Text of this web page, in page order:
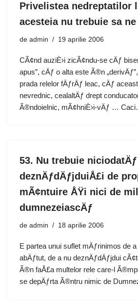
Privelistea nedreptatilor
acesteia nu trebuie sa
de admin 19 aprilie 2006
CÃ¢nd auziÈ›i zicÃ¢ndu-se cÄƒ
apus”, cÄƒ o alta este Ã®n
prada relelor fÄƒrÄƒ leac, cÄƒ
nevrednic, cealaltÄƒ drept
Ã®ndoielnic, mÃ¢hniÈ›i-vÄƒ …
53. Nu trebuie
deznÄƒdÄƒjduiÅ£i de
mÃ¢ntuire ÅŸi nici de
dumnezeiascÄƒ
de admin 18 aprilie 2006
E partea unui suflet mÄƒrinimos de
abÄƒtut, de a nu deznÄƒdÄƒjdui
Ã®n faÅ£a multelor rele care-l
se depÄƒrta Ã®ntru nimic de